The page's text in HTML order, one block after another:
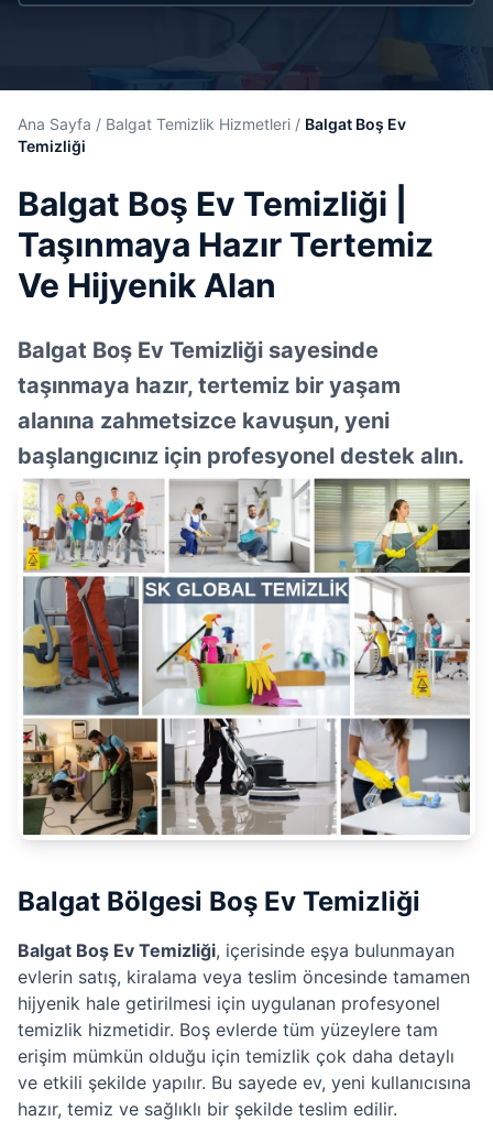
Ana Sayfa / Balgat Temizlik Hizmetleri / Balgat Boş Ev
Temizliği
Balgat Boş Ev Temizliği |
Taşınmaya Hazır Tertemiz
Ve Hijyenik Alan
Balgat Boş Ev Temizliği sayesinde
taşınmaya hazır, tertemiz bir yaşam
alanına zahmetsizce kavuşun, yeni
başlangıcınız için profesyonel destek alın.
Balgat Bölgesi Boş Ev Temizliği
Balgat Boş Ev Temizliği, içerisinde eşya bulunmayan
evlerin satış, kiralama veya teslim öncesinde tamamen
hijyenik hale getirilmesi için uygulanan profesyonel
temizlik hizmetidir. Boş evlerde tüm yüzeylere tam
erişim mümkün olduğu için temizlik çok daha detaylı
ve etkili şekilde yapılır. Bu sayede ev, yeni kullanıcısına
hazır, temiz ve sağlıklı bir şekilde teslim edilir.